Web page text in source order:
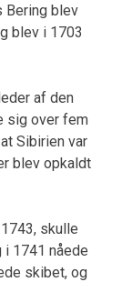
Bering blev
blev i 1703
af den
sig over fem
Sibirien var
blev opkaldt
skulle
1741 nåede
skibet, og